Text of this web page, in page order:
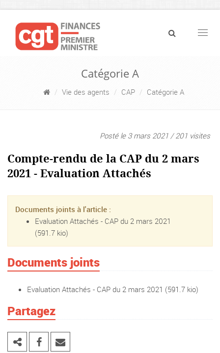
Catégorie A
Vie des agents CAP Catégorie A
Posté le 3 mars 2021 / 201 visites
Compte-rendu de la CAP du 2 mars
2021 - Evaluation Attachés
Documents joints à l'article :
Evaluation Attachés - CAP du 2 mars 2021
(591.7 kio)
Documents joints
Evaluation Attachés - CAP du 2 mars 2021 (591.7 kio)
Partagez